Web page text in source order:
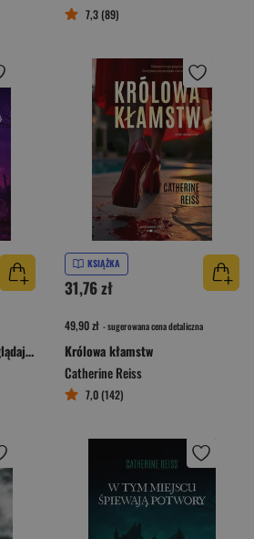
7,3 (89)
W tym miejscu martwi wyglądają najlepiej
KSIĄŻKA
31,76 zł
49,90 zł - sugerowana cena detaliczna
Królowa kłamstw
Catherine Reiss
7,0 (142)